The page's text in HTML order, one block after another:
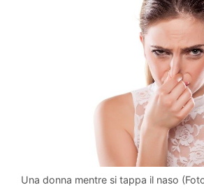
Una donna mentre si tappa il naso